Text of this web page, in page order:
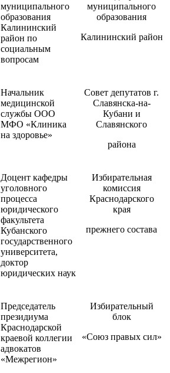
муниципального
образования
Калининский
район по
социальным
вопросам
муниципального
образования
Калининский район
Начальник
медицинской
службы ООО
МФО «Клиника
на здоровье»
Совет депутатов г.
Славянска-на-
Кубани и
Славянского
района
Доцент кафедры
уголовного
процесса
юридического
факультета
Кубанского
государственного
университета,
доктор
юридических наук
Избирательная
комиссия
Краснодарского
края
прежнего состава
Председатель
президиума
Краснодарской
краевой коллегии
адвокатов
«Межрегион»
Избирательный
блок
«Союз правых сил»